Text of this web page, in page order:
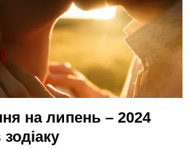
на липень – 2024